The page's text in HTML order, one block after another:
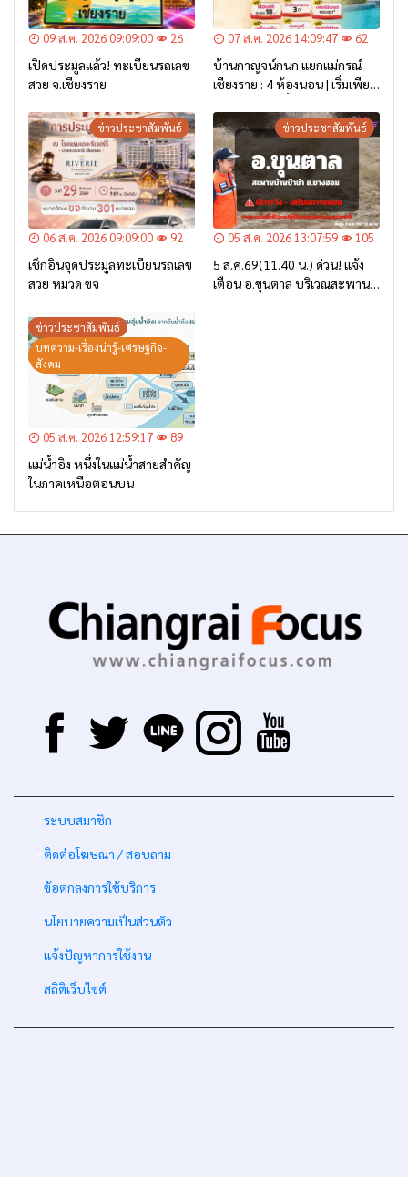
09 ส.ค. 2026 09:09:00 26
เปิดประมูลแล้ว! ทะเบียนรถเลข
สวย จ.เชียงราย
07 ส.ค. 2026 14:09:47 62
บ้านกาญจน์กนก แยกแม่กรณ์ –
เชียงราย : 4 ห้องนอน | เริ่มเพียง
ข่าวประชาสัมพันธ์
06 ส.ค. 2026 09:09:00 92
เช็กอินจุดประมูลทะเบียนรถเลข
สวย หมวด ขจ
ข่าวประชาสัมพันธ์
05 ส.ค. 2026 13:07:59 105
5 ส.ค.69(11.40 น.) ด่วน! แจ้ง
เตือน อ.ขุนตาล บริเวณสะพาน
ข่าวประชาสัมพันธ์
บทความ-เรื่องน่ารู้-เศรษฐกิจ-
สังคม
05 ส.ค. 2026 12:59:17 89
แม่น้ำอิง หนึ่งในแม่น้ำสายสำคัญ
ในภาคเหนือตอนบน
ระบบสมาชิก
ติดต่อโฆษณา / สอบถาม
ข้อตกลงการใช้บริการ
นโยบายความเป็นส่วนตัว
แจ้งปัญหาการใช้งาน
สถิติเว็บไซต์